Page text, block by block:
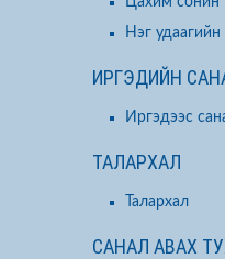
Нэг удаагийн
ИРГЭДИЙН
Иргэдээс
ТАЛАРХАЛ
Талархал
САНАЛ АВАХ